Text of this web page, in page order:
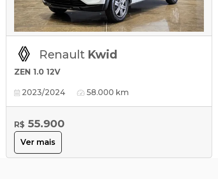
Renault Kwid
ZEN 1.0 12V
2023/2024 58.000 km
R$ 55.900
Ver mais